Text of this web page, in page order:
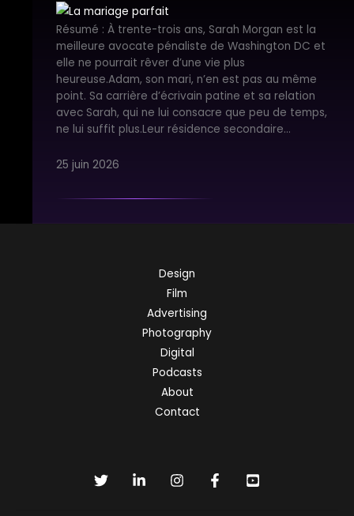
Résumé : À trente-trois ans, Sarah Morgan est la
meilleure avocate pénaliste de Washington DC et
elle ne pourrait rêver d’une vie plus
heureuse.Adam, son mari, n’en est pas au même
point. Sa carrière d’écrivain patine et sa relation
avec Sarah, qui ne lui consacre que peu de temps,
ne lui suffit plus.Leur résidence secondaire…
25 juin 2026
Design
Film
Advertising
Photography
Digital
Podcasts
About
Contact